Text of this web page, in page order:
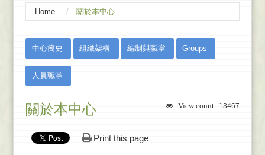
Home 關於本中心
中心簡史 組織架構 編制與職掌 Groups
人員職掌
View count: 13467
關於本中心
Print this page